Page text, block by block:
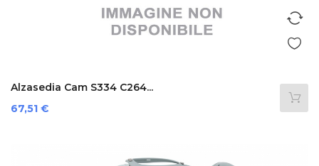
Alzasedia Cam S334 C264...
Prezzo
67,51 €